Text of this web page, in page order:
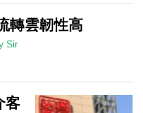
轉雲韌性高
Sir
客